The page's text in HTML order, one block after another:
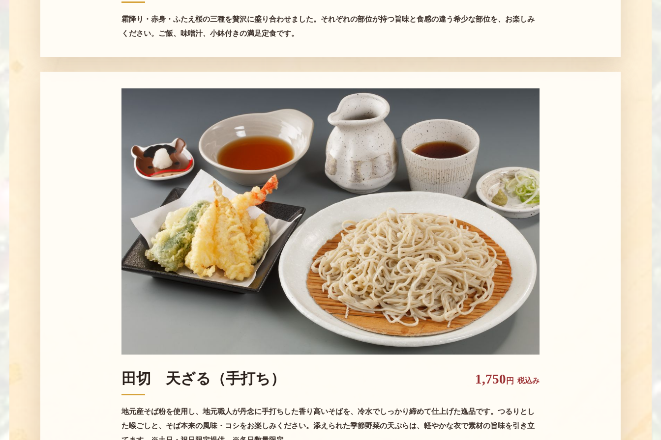
霜降り・赤身・ふたえ桜の三種を贅沢に盛り合わせました。それぞれの部位が持つ旨味と食感の違う希少な部位を、お楽しみ
ください。ご飯、味噌汁、小鉢付きの満足定食です。
田切 天ざる（手打ち） 1,750 円 税込み
地元産そば粉を使用し、地元職人が丹念に手打ちした香り高いそばを、冷水でしっかり締めて仕上げた逸品です。つるりとし
た喉ごしと、そば本来の風味・コシをお楽しみください。添えられた季節野菜の天ぷらは、軽やかな衣で素材の旨味を引き立